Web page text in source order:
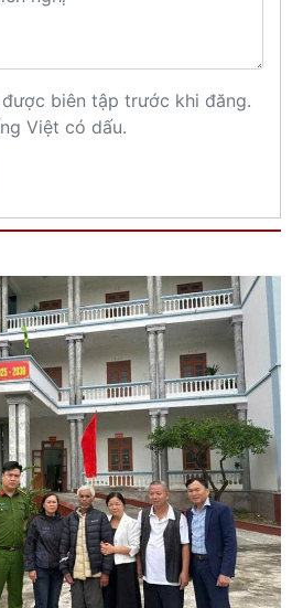
biên tập trước khi đăng.
Việt có dấu.